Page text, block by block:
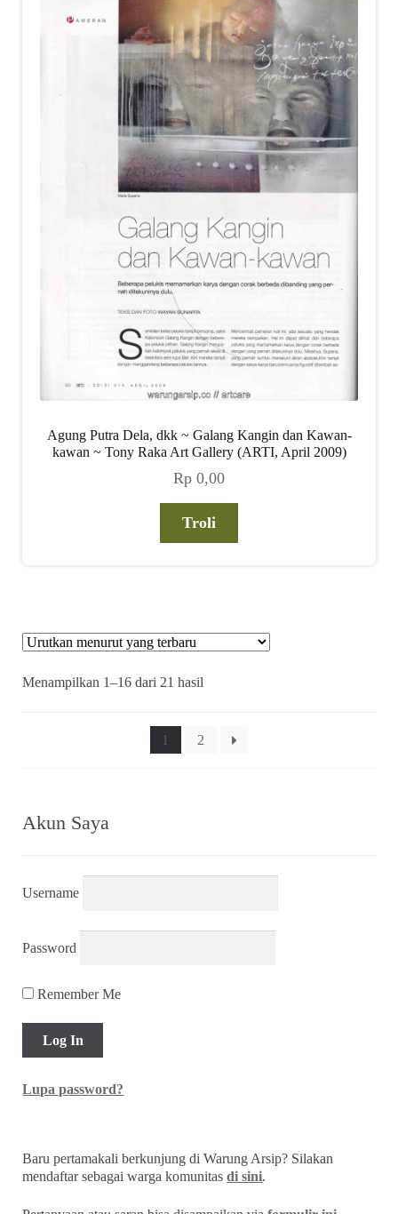
Agung Putra Dela, dkk ~ Galang Kangin dan Kawan-
kawan ~ Tony Raka Art Gallery (ARTI, April 2009)
Rp 0,00
Troli
Menampilkan 1–16 dari 21 hasil
terbaru
1 2
Akun Saya
Username
Password
Remember Me
Lupa password?
Baru pertamakali berkunjung di Warung Arsip? Silakan
mendaftar sebagai warga komunitasdi sini.